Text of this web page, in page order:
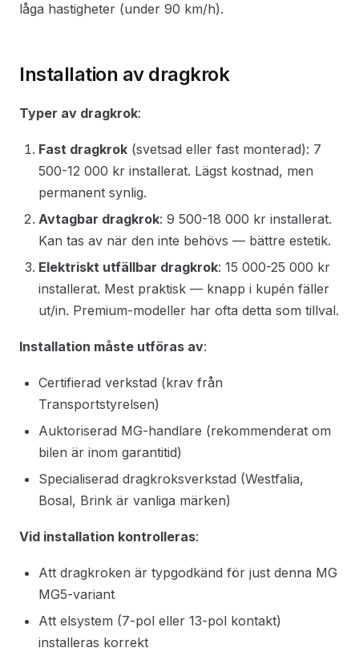
låga hastigheter (under 90 km/h).
Installation av dragkrok
Typer av dragkrok:
Fast dragkrok (svetsad eller fast monterad): 7
500-12 000 kr installerat. Lägst kostnad, men
permanent synlig.
Avtagbar dragkrok: 9 500-18 000 kr installerat.
Kan tas av när den inte behövs — bättre estetik.
Elektriskt utfällbar dragkrok: 15 000-25 000 kr
installerat. Mest praktisk — knapp i kupén fäller
ut/in. Premium-modeller har ofta detta som tillval.
Installation måste utföras av:
Certifierad verkstad (krav från
Transportstyrelsen)
Auktoriserad MG-handlare (rekommenderat om
bilen är inom garantitid)
Specialiserad dragkroksverkstad (Westfalia,
Bosal, Brink är vanliga märken)
Vid installation kontrolleras:
Att dragkroken är typgodkänd för just denna MG
MG5-variant
Att elsystem (7-pol eller 13-pol kontakt)
installeras korrekt